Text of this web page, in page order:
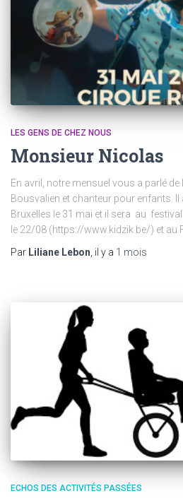
LES GENS DE CHEZ NOUS
Monsieur Nicolas
En avril, notre mensuel vous a parlé
Bousvalien et chanteur pour enfants. Il
Bruxelles le 31 mai et il sera au
le 22/08 (https://www.kidzik.be/) et au
Par Liliane Lebon , il y a 1 mois
ECHOS DES ACTIVITÉS PASSÉES